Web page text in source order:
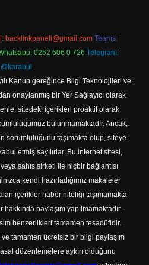
backlinkpaneli@gmail.com Teams:
0262 606 0 726 Telegram:
@karabul
Kanun gereğince Bilgi Teknolojileri ve
onaylanmış bir Yer Sağlayıcı olarak
sitedeki içerikleri proaktif olarak
bulunmamaktadır. Ancak,
sorumluluğunu taşımakta olup, siteye
etmiş sayılırlar. Bu internet sitesi,
şahıs şirketi ile hiçbir bağlantısı
kendi hazırladığımız makaleler
içerikler haber niteliği taşımamakta
paylaşım yapılmamaktadır.
benzerlikleri tamamen tesadüfidir.
tamamen ücretsiz bir bilgi paylaşım
düzenlemelere aykırı olduğunu